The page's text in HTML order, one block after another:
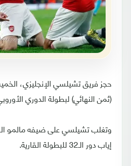
(ثمن النهائي) لبطولة الدوري
وتغلب تشيلسي على ضيفه مالمو
إياب دور الـ32 للبطولة القارية.